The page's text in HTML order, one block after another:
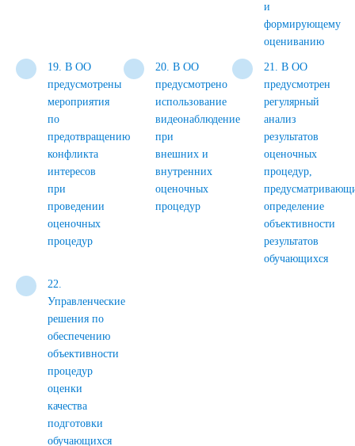
и
формирующему
оцениванию
19. В ОО
предусмотрены
мероприятия
по
предотвращению
конфликта
интересов
при
проведении
оценочных
процедур
20. В ОО
предусмотрено
использование
видеонаблюдение
при
внешних и
внутренних
оценочных
процедур
21. В ОО
предусмотрен
регулярный
анализ
результатов
оценочных
процедур,
определение
объективности
результатов
обучающихся
22.
Управленческие
решения по
обеспечению
объективности
процедур
оценки
качества
подготовки
обучающихся